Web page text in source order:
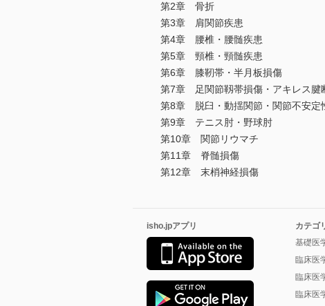
第2章 骨折
第3章 肩関節疾患
第4章 腰椎・腰髄疾患
第5章 頸椎・頸髄疾患
第6章 膝靭帯・半月板損傷
第7章 足関節靱帯損傷・アキレス腱
第8章 脱臼・動揺関節・関節不安定
第9章 テニス肘・野球肘
第10章 関節リウマチ
第11章 脊髄損傷
第12章 末梢神経損傷
isho.jpアプリ
カテゴ
基礎医
臨床医
臨床医
臨床医